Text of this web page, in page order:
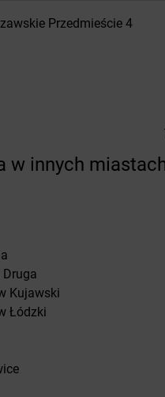
Przedmieście 4
w innych
Kujawski
Łódzki